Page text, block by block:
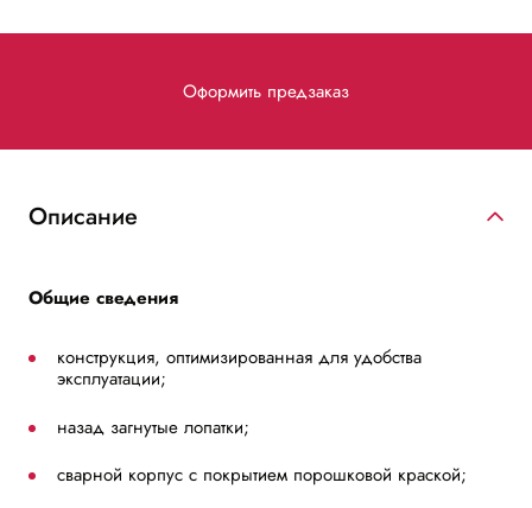
Оформить предзаказ
Описание
Общие сведения
конструкция, оптимизированная для удобства
эксплуатации;
назад загнутые лопатки;
сварной корпус с покрытием порошковой краской;